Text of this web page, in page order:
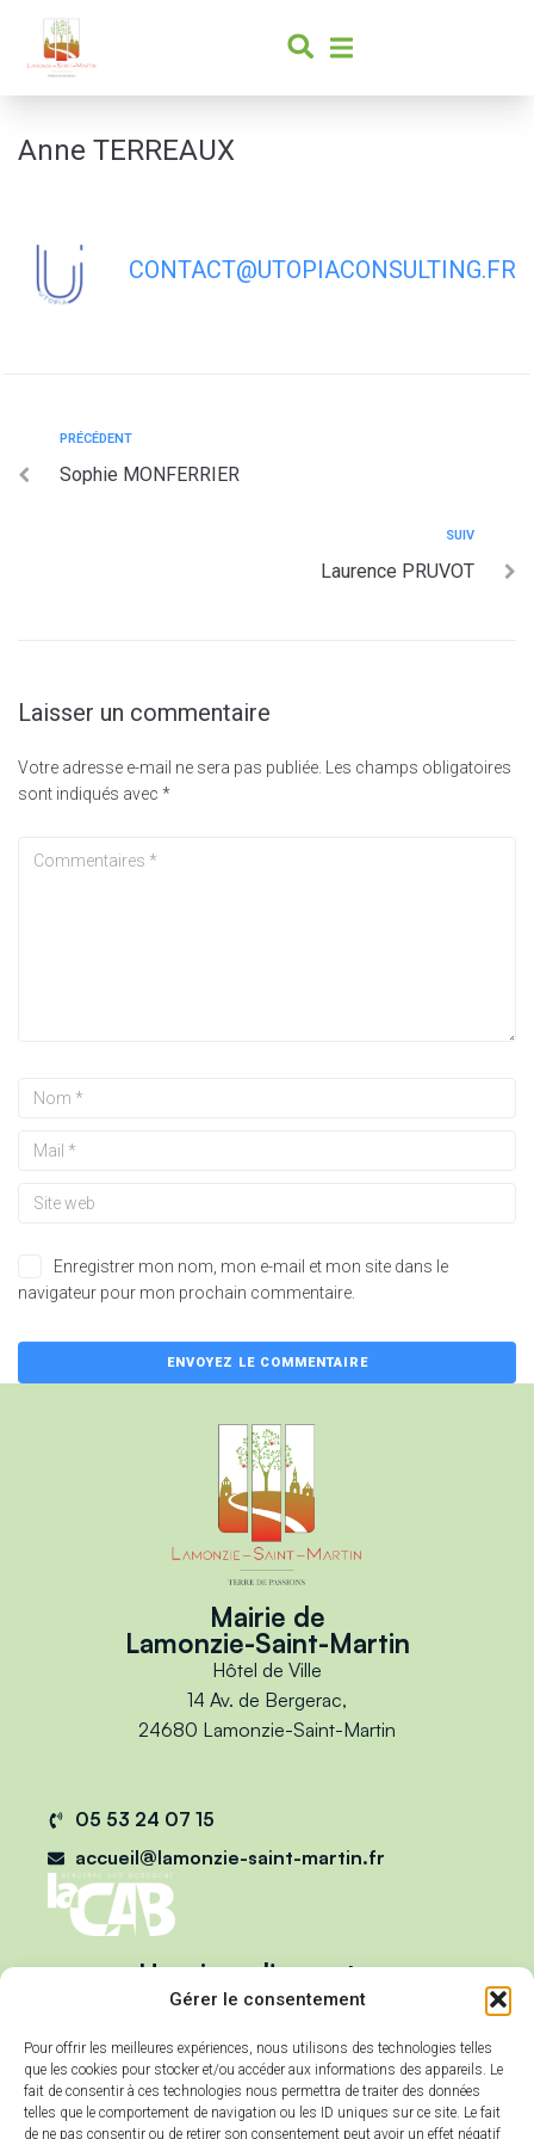
Gérer le consentement
Pour offrir les meilleures expériences, nous utilisons des technologies telles
que les cookies pour stocker et/ou accéder aux informations des appareils. Le
fait de consentir à ces technologies nous permettra de traiter des données
telles que le comportement de navigation ou les ID uniques sur ce site. Le fait
de ne pas consentir ou de retirer son consentement peut avoir un effet négatif
principal
Anne TERREAUX
CONTACT@UTOPIACONSULTING.FR
PRÉCÉDENT
Sophie MONFERRIER
SUIV
Laurence PRUVOT
Laisser un commentaire
Votre adresse e-mail ne sera pas publiée.
Les champs obligatoires
sont indiqués avec *
Enregistrer mon nom, mon e-mail et mon site dans le
navigateur pour mon prochain commentaire.
Mairie de
Lamonzie-Saint-Martin
Hôtel de Ville
14 Av. de Bergerac,
24680 Lamonzie-Saint-Martin
05 53 24 07 15
accueil@lamonzie-saint-martin.fr
Horaires d'ouverture
Du lundi au vendredi :
et de 13h00 à 17h00
Mercredi :
de 9h00 à 12h00